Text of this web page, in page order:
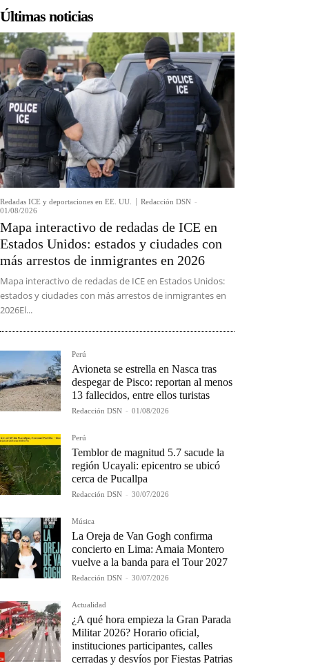
Últimas noticias
Redadas ICE y deportaciones en EE. UU. Redacción DSN -
01/08/2026
Mapa interactivo de redadas de ICE en
Estados Unidos: estados y ciudades con
más arrestos de inmigrantes en 2026
Mapa interactivo de redadas de ICE en Estados Unidos:
estados y ciudades con más arrestos de inmigrantes en
2026El...
Perú
Avioneta se estrella en Nasca tras
despegar de Pisco: reportan al menos
13 fallecidos, entre ellos turistas
Redacción DSN - 01/08/2026
Perú
Temblor de magnitud 5.7 sacude la
región Ucayali: epicentro se ubicó
cerca de Pucallpa
Redacción DSN - 30/07/2026
Música
La Oreja de Van Gogh confirma
concierto en Lima: Amaia Montero
vuelve a la banda para el Tour 2027
Redacción DSN - 30/07/2026
Actualidad
¿A qué hora empieza la Gran Parada
Militar 2026? Horario oficial,
instituciones participantes, calles
cerradas y desvíos por Fiestas Patrias